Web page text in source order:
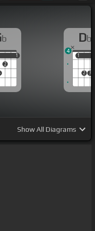
ください そのセリフ
スファルトに流れる
が綺麗で
綺麗で
いてしまったんだ
の都合側で [Gb]
生き
なく自分
中で今彼女は一体何
b
2
1
1
Db
1
2 3
1
4
ShowAll Diagrams